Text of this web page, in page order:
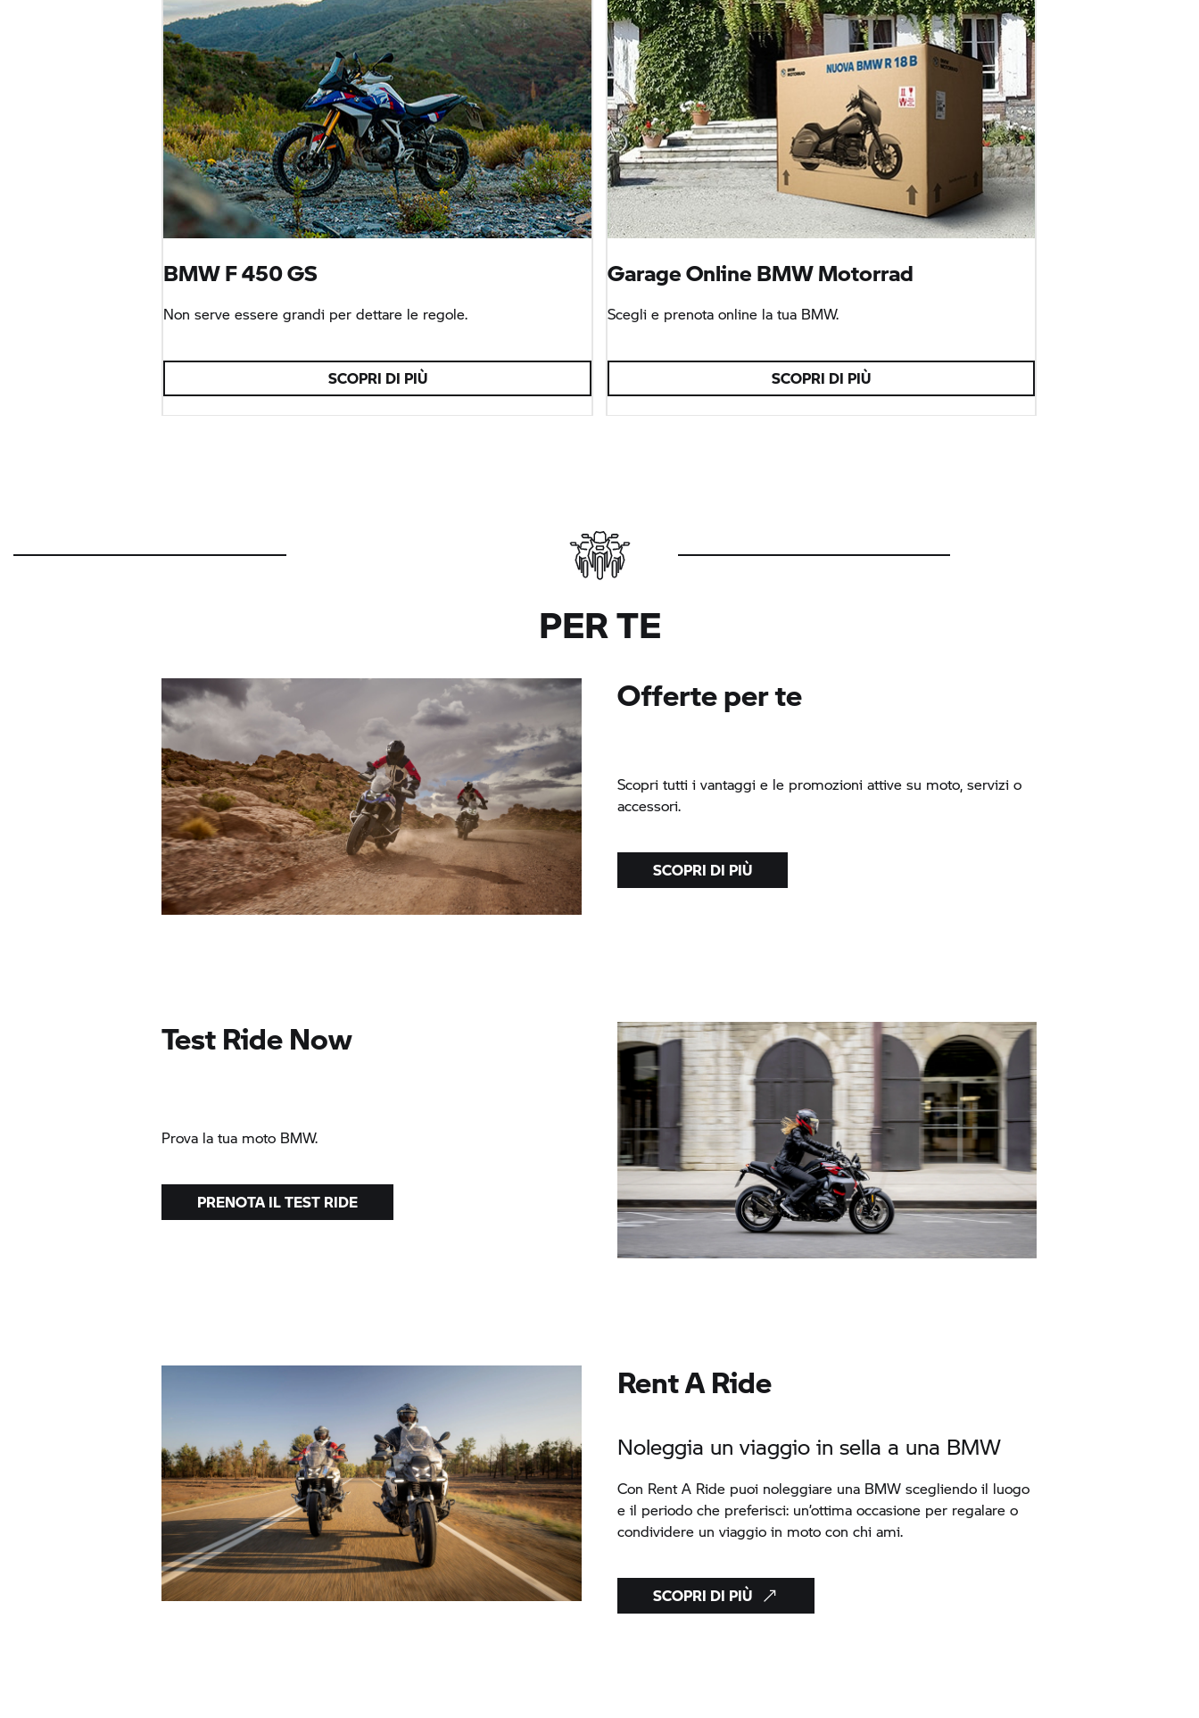
BMW F 450 GS
Non serve essere grandi per dettare le regole.
SCOPRI DI PIÙ
Garage Online BMW Motorrad
Scegli e prenota online la tua BMW.
SCOPRI DI PIÙ
PER TE
Offerte per te
Scopri tutti i vantaggi e le promozioni attive su moto, servizi o
accessori.
SCOPRI DI PIÙ
Test Ride Now
Prova la tua moto BMW.
PRENOTA IL TEST RIDE
Rent A Ride
Noleggia un viaggio in sella a una BMW
Con Rent A Ridepuoi noleggiare una BMW scegliendo il luogo
e il periodo che preferisci: un’ottima occasione per regalare o
condividere un viaggio in moto con chi ami.
SCOPRI DI PIÙ